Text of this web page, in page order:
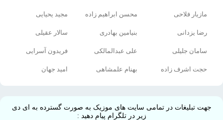
مازیار فلاحی محسن ابراهیم زاده مجید یحیایی
رضا یزدانی بنیامین بهادری سالار عقیلی
سامان جلیلی علی عبدالمالکی فریدون آسرایی
حجت اشرف زاده بهنام علمشاهی امید جهان
جهت تبلیغات در تمامی سایت های موزیک به صورت گسترده به ای دی
زیر در تلگرام پیام دهید :